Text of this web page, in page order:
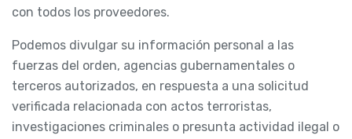
con todos los proveedores.
Podemos divulgar su información personal a las
fuerzas del orden, agencias gubernamentales o
terceros autorizados, en respuesta a una solicitud
verificada relacionada con actos terroristas,
investigaciones criminales o presunta actividad ilegal o